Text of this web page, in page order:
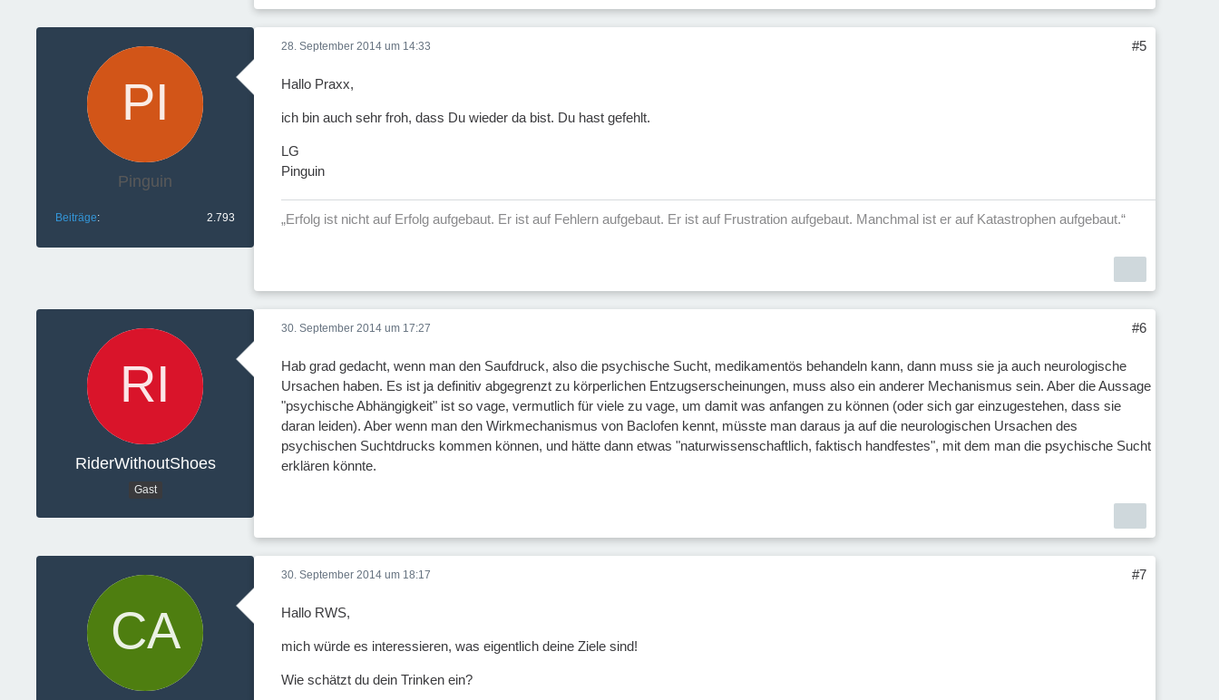
Pinguin
Beiträge 2.793
28. September 2014 um 14:33 #5
Hallo Praxx,
ich bin auch sehr froh, dass Du wieder da bist. Du hast gefehlt.
LG
Pinguin
„Erfolg ist nicht auf Erfolg aufgebaut. Er ist auf Fehlern aufgebaut. Er ist auf Frustration aufgebaut. Manchmal ist er auf Katastrophen aufgebaut.“
RiderWithoutShoes
Gast
30. September 2014 um 17:27 #6
Hab grad gedacht, wenn man den Saufdruck, also die psychische Sucht, medikamentös behandeln kann, dann muss sie ja auch neurologische
Ursachen haben. Es ist ja definitiv abgegrenzt zu körperlichen Entzugserscheinungen, muss also ein anderer Mechanismus sein. Aber die Aussage
"psychische Abhängigkeit" ist so vage, vermutlich für viele zu vage, um damit was anfangen zu können (oder sich gar einzugestehen, dass sie
daran leiden). Aber wenn man den Wirkmechanismus von Baclofen kennt, müsste man daraus ja auf die neurologischen Ursachen des
psychischen Suchtdrucks kommen können, und hätte dann etwas "naturwissenschaftlich, faktisch handfestes", mit dem man die psychische Sucht
erklären könnte.
30. September 2014 um 18:17 #7
Hallo RWS,
mich würde es interessieren, was eigentlich deine Ziele sind!
Wie schätzt du dein Trinken ein?